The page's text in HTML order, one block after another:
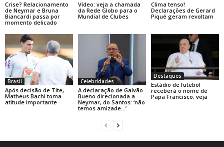
Crise? Relacionamento
de Neymar e Bruna
Biancardi passa por
momento delicado
Vídeo: veja a chamada
da Rede Globo para o
Mundial de Clubes
Clima tenso!
Declarações de Gerard
Piqué geram revoltam
Brasil
Após decisão de Tite,
Matheus Bachi toma
atitude importante
Celebridades
A declaração de Galvão
Bueno direcionada a
Neymar, do Santos: ‘não
temos amizade…’
Destaques
Estádio de futebol
receberá o nome de
Papa Francisco; veja